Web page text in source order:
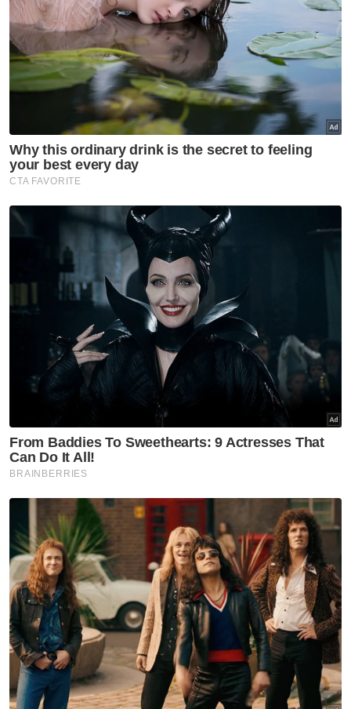
'Fidah' dan 'Liza'
Penjawat awam tak mengaku amang seksual fizikal
dua anak perempuan
Secara keseluruhan, PRN Johor
menyaksikan sebanyak 172 calon bertanding
dengan hari pengundian ditetapkan pada 11
Julai ini, manakala pengundian awal pada 7
Julai. - Bernama
Berita Telus & Tulus menerusi E-Mel setiap
hari!